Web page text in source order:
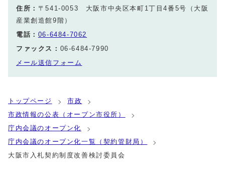
住所： 〒541-0053 大阪市中央区本町1丁目4番5号（大阪
産業創造館9階）
電話： 06-6484-7062
ファックス： 06-6484-7990
メール送信フォーム
トップページ
市政
市政情報の公表（オープン市役所）
庁内会議のオープン化
庁内会議のオープン化一覧（契約管財局）
大阪市入札契約制度改善検討委員会